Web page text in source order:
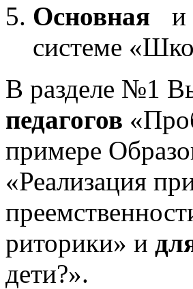
Основная и
системе
В разделе №1
педагогов
примере
«Реализация
риторики» и
дети?».